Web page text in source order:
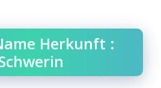
Herkunft :